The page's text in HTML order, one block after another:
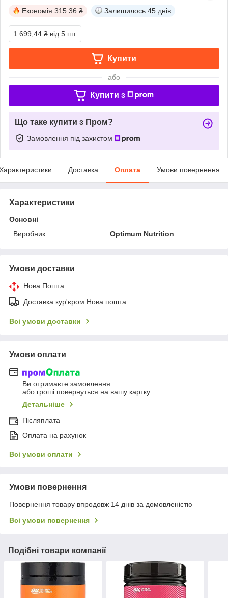
Економія 315.36 ₴ Залишилось 45 днів
1 699,44 ₴ від 5 шт.
Купити
або
Купити з
Що таке купити з Пром?
Замовлення під захистом
Доставка Оплата Умови повернення
Характеристики
Основні
Виробник
Optimum Nutrition
Умови доставки
Нова Пошта
Доставка кур'єром Нова пошта
Всі умови доставки
Умови оплати
Ви отримаєте замовлення
або гроші повернуться на вашу картку
Детальніше
Післяплата
Оплата на рахунок
Всі умови оплати
Умови повернення
Повернення товару впродовж 14 днів за домовленістю
Всі умови повернення
Подібні товари компанії